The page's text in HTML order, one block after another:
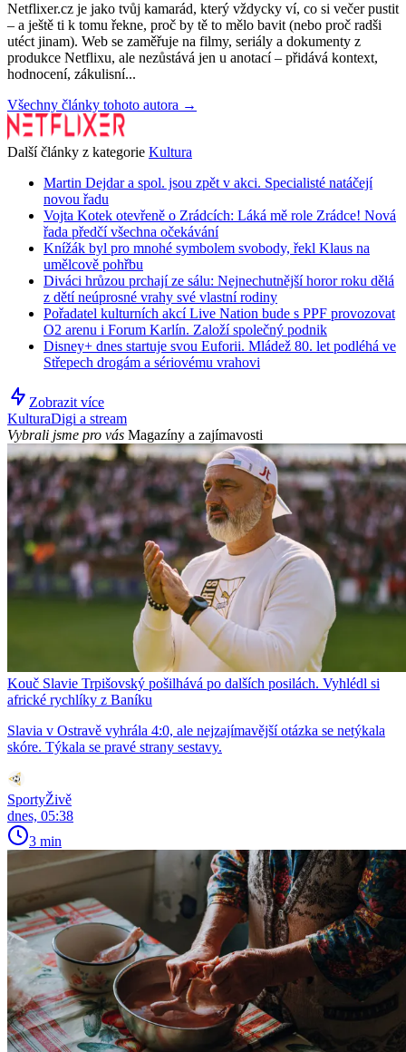
Netflixer.cz je jako tvůj kamarád, který vždycky ví, co si večer pustit
– a ještě ti k tomu řekne, proč by tě to mělo bavit (nebo proč radši
utéct jinam). Web se zaměřuje na filmy, seriály a dokumenty z
produkce Netflixu, ale nezůstává jen u anotací – přidává kontext,
hodnocení, zákulisní...
Všechny články tohoto autora →
Další články z kategorie Kultura
Martin Dejdar a spol. jsou zpět v akci. Specialisté natáčejí
novou řadu
Vojta Kotek otevřeně o Zrádcích: Láká mě role Zrádce! Nová
řada předčí všechna očekávání
Knížák byl pro mnohé symbolem svobody, řekl Klaus na
umělcově pohřbu
Diváci hrůzou prchají ze sálu: Nejnechutnější horor roku dělá
z dětí neúprosné vrahy své vlastní rodiny
Pořadatel kulturních akcí Live Nation bude s PPF provozovat
O2 arenu i Forum Karlín. Založí společný podnik
Disney+ dnes startuje svou Euforii. Mládež 80. let podléhá ve
Střepech drogám a sériovému vrahovi
Zobrazit více
KulturaDigi a stream
Vybrali jsme pro vás Magazíny a zajímavosti
Kouč Slavie Trpišovský pošilhává po dalších posilách. Vyhlédl si
africké rychlíky z Baníku
Slavia v Ostravě vyhrála 4:0, ale nejzajímavější otázka se netýkala
skóre. Týkala se pravé strany sestavy.
SportyŽivě
dnes, 05:38
3 min